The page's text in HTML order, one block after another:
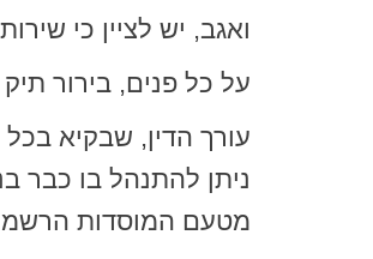
ואגב, יש לציין כי
על כל פנים, בירור
עורך הדין, שבקיא
ניתן להתנהל בו כבר
מטעם המוסדות